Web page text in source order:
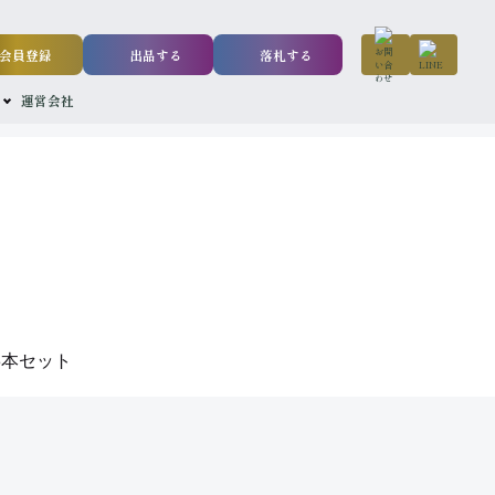
運営会社
会員登録 出品する 落札する
セット